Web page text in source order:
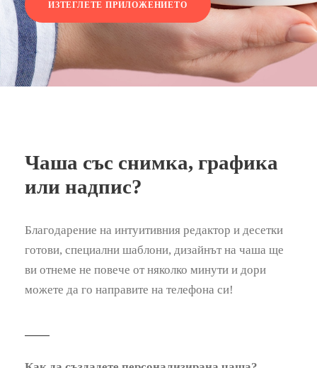
ИЗТЕГЛЕТЕ ПРИЛОЖЕНИЕТО
Чаша със снимка, графика
или надпис?
Благодарение на интуитивния редактор и десетки
готови, специални шаблони, дизайнът на чаша ще
ви отнеме не повече от няколко минути и дори
можете да го направите на телефона си!